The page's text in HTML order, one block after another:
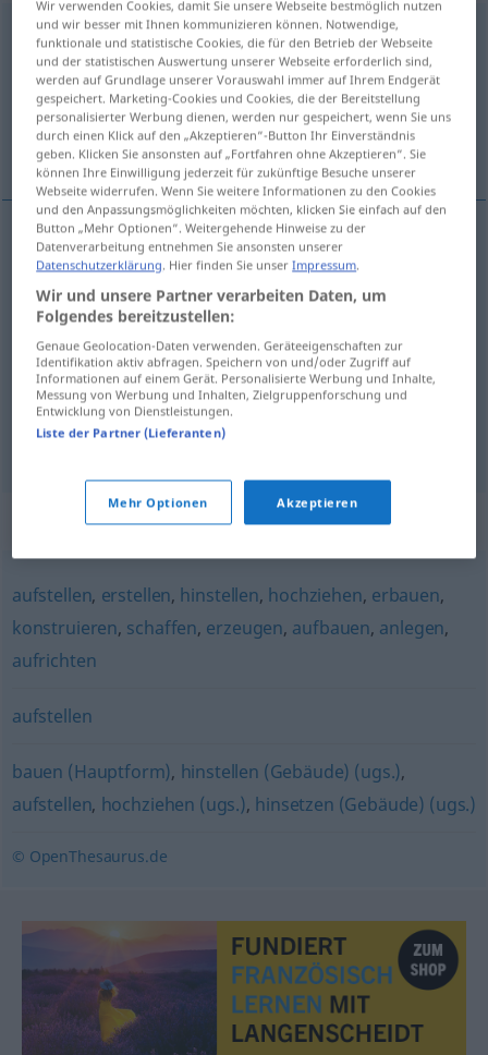
errichtenv/t < -e-;sans ge>
Übersicht aller Übersetzungen
(Für mehr Details die Übersetzung anklicken/antippen)
construire, élever, établir créer
construire errichtenGebäude
élever errichtenBarrikaden, Mauer, Denkmal
établir errichtenFabrik, Anlage
créer errichten(≈ gründen)
Synonyme für "errichten"
aufstellen, erstellen, hinstellen, hochziehen, erbauen,
konstruieren, schaffen, erzeugen, aufbauen, anlegen,
aufrichten
aufstellen
bauen (Hauptform), hinstellen (Gebäude) (ugs.),
aufstellen, hochziehen (ugs.), hinsetzen (Gebäude) (ugs.)
© OpenThesaurus.de
Wir verwenden Cookies, damit Sie unsere Webseite bestmöglich nutzen
und wir besser mit Ihnen kommunizieren können. Notwendige,
funktionale und statistische Cookies, die für den Betrieb der Webseite
und der statistischen Auswertung unserer Webseite erforderlich sind,
werden auf Grundlage unserer Vorauswahl immer auf Ihrem Endgerät
gespeichert. Marketing-Cookies und Cookies, die der Bereitstellung
personalisierter Werbung dienen, werden nur gespeichert, wenn Sie uns
durch einen Klick auf den „Akzeptieren“-Button Ihr Einverständnis
geben. Klicken Sie ansonsten auf „Fortfahren ohne Akzeptieren“. Sie
können Ihre Einwilligung jederzeit für zukünftige Besuche unserer
Webseite widerrufen. Wenn Sie weitere Informationen zu den Cookies
und den Anpassungsmöglichkeiten möchten, klicken Sie einfach auf den
Button „Mehr Optionen“. Weitergehende Hinweise zu der
Datenverarbeitung entnehmen Sie ansonsten unserer
Datenschutzerklärung. Hier finden Sie unserImpressum.
Wir und unsere Partner verarbeiten Daten, um
Folgendes bereitzustellen:
Genaue Geolocation-Daten verwenden. Geräteeigenschaften zur
Identifikation aktiv abfragen. Speichern von und/oder Zugriff auf
Informationen auf einem Gerät. Personalisierte Werbung und Inhalte,
Messung von Werbung und Inhalten, Zielgruppenforschung und
Entwicklung von Dienstleistungen.
Liste der Partner (Lieferanten)
Mehr Optionen Akzeptieren